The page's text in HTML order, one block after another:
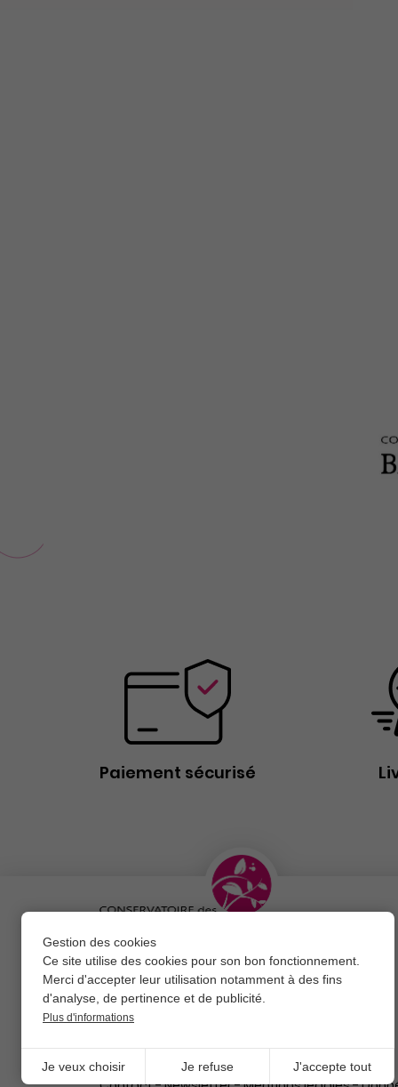
Gestion des cookies
Ce site utilise des cookies pour son bon fonctionnement.
Merci d'accepter leur utilisation notamment à des fins
d'analyse, de pertinence et de publicité.
Plus d'informations
Je veux choisir Je refuse J'accepte tout
Paiement sécurisé
CONTACTEZ-NOUS